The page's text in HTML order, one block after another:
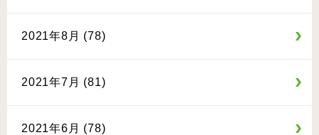
2021年8月 (78)
2021年7月 (81)
2021年6月 (78)